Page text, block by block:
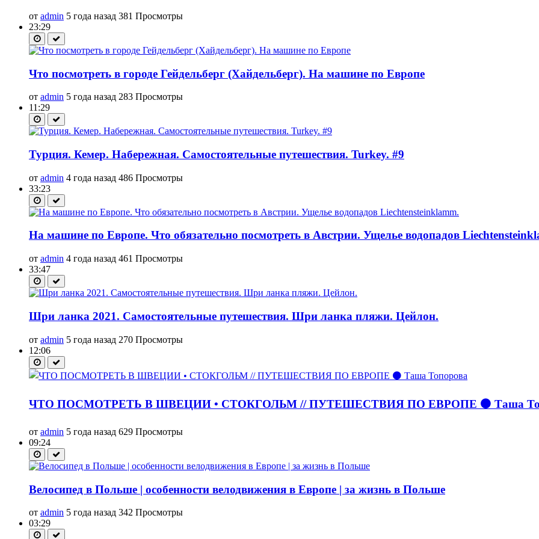
от admin 5 года назад 381 Просмотры
23:29
Что посмотреть в городе Гейдельберг (Хайдельберг). На машине по Европе
от admin 5 года назад 283 Просмотры
11:29
Турция. Кемер. Набережная. Самостоятельные путешествия. Turkey. #9
от admin 4 года назад 486 Просмотры
33:23
На машине по Европе. Что обязательно посмотреть в Австрии. Ущелье водопадов
от admin 4 года назад 461 Просмотры
33:47
Шри ланка 2021. Самостоятельные путешествия. Шри ланка пляжи. Цейлон.
от admin 5 года назад 270 Просмотры
12:06
ЧТО ПОСМОТРЕТЬ В ШВЕЦИИ • СТОКГОЛЬМ // ПУТЕШЕСТВИЯ ПО ЕВРОПЕ ⚫ Таша
от admin 5 года назад 629 Просмотры
09:24
Велосипед в Польше | особенности велодвижения в Европе | за жизнь в Польше
от admin 5 года назад 342 Просмотры
03:29